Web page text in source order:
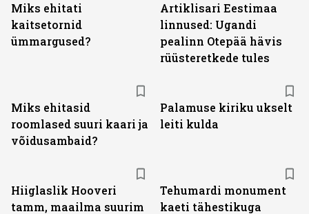
Miks ehitati
kaitsetornid
ümmargused?
Artiklisari Eestimaa
linnused: Ugandi
pealinn Otepää hävis
rüüsteretkede tules
Miks ehitasid
roomlased suuri kaari ja
võidusambaid?
Palamuse kiriku ukselt
leiti kulda
Hiiglaslik Hooveri
tamm, maailma suurim
Tehumardi monument
kaeti tähestikuga